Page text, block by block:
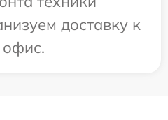
доставку к